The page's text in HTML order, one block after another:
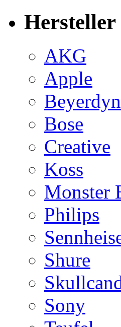
Hersteller
AKG
Apple
Bose
Creative
Koss
Monster
Philips
Shure
Sony